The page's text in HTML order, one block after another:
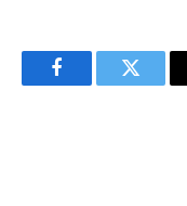
FacebookTwitter